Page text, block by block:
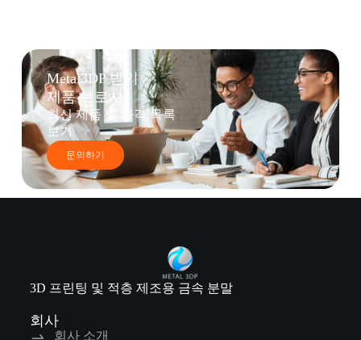
Metal3DP 받기
제품 브로셔
최신 제품 및 가격 목록
보기
문의하기
3D 프린팅 및 적층 제조용 금속 분말
회사
회사 소개